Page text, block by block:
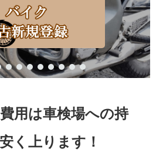
用は車検場への持
く上ります！